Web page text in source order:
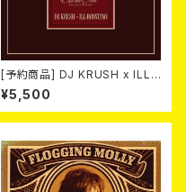
[予約商品] DJ KRUSH x ILL-
BOSSTINO / XO (2CD)(限定
盤) 2026年08月05日発売！
¥5,500